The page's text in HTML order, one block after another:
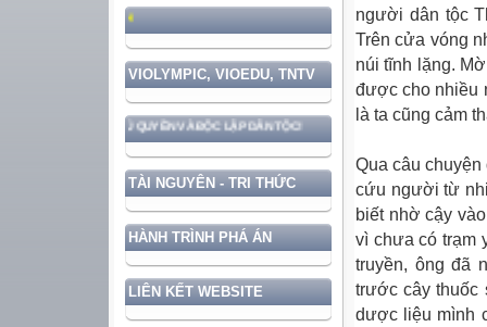
HỌC TẬP VÀ LÀM THEO TƯ
VIOLYMPIC, VIOEDU, TNTV
CHẮC CHỦ QUYỀN VÀ ĐỘC LẬP DÂN TỘC!
TÀI NGUYÊN - TRI THỨC
HÀNH TRÌNH PHÁ ÁN
LIÊN KẾT WEBSITE
người dân tộc
Trên cửa vóng
núi tĩnh lặng.
được cho nhiều
là ta cũng cảm
Qua câu
cứu người từ
biết nhờ cậy
vì chưa có trạm
truyền, ông đã
trước cây thuốc
dược liệu mình